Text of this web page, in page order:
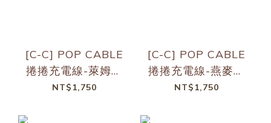
[C-C] POP CABLE
捲捲充電線-萊姆綠
2入組(短+長)
NT$1,750
[C-C] POP CABLE
捲捲充電線-燕麥灰
2入組(短+長)
NT$1,750